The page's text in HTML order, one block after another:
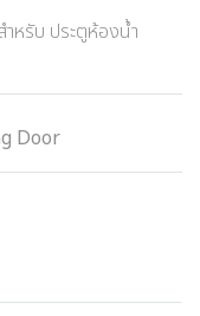
หรับ ประตูห้องน้ำ
Door